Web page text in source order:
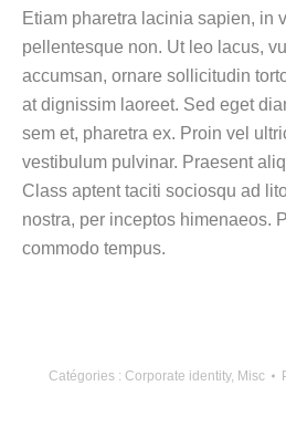
Etiam pharetra lacinia sapien, in
pellentesque non. Ut leo lacus,
accumsan, ornare sollicitudin
at dignissim laoreet. Sed eget
sem et, pharetra ex. Proin vel
vestibulum pulvinar. Praesent
Class aptent taciti sociosqu ad
nostra, per inceptos himenaeos.
commodo tempus.
Catégories : Corporate identity, Misc